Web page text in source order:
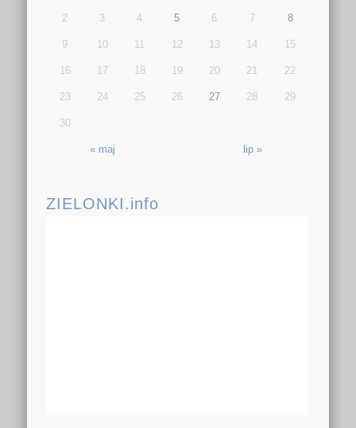
« maj lip »
2 3 4 5 6 7 8
9 10 11 12 13 14 15
16 17 18 19 20 21 22
23 24 25 26 27 28 29
30
ZIELONKI.info